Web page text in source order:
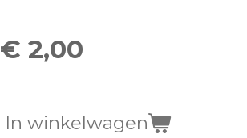
€ 2,00
In winkelwagen